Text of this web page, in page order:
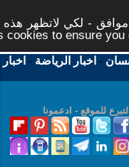
- لكي لاتظهر هذه
cookies to ensure
- اخبار الرياضة - اخبار
التبرع للموقع - ادعمونا